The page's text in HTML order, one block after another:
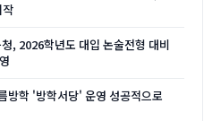
, 2026학년도 대입 논술전형 대비
방학 '방학서당' 운영 성공적으로